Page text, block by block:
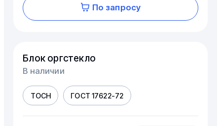
По запросу
Блок оргстекло
В наличии
ТОСН ГОСТ 17622-72